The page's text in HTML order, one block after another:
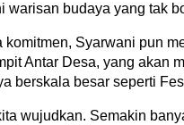
warisan budaya yang tak
komitmen, Syarwani pun
Antar Desa, yang akan
berskala besar seperti
wujudkan. Semakin